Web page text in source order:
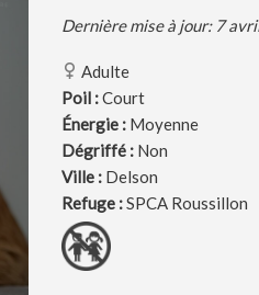
Dernière mise à jour: 7
Adulte
Poil :Court
Énergie : Moyenne
Dégriffé : Non
Ville : Delson
Refuge :SPCA Roussillon